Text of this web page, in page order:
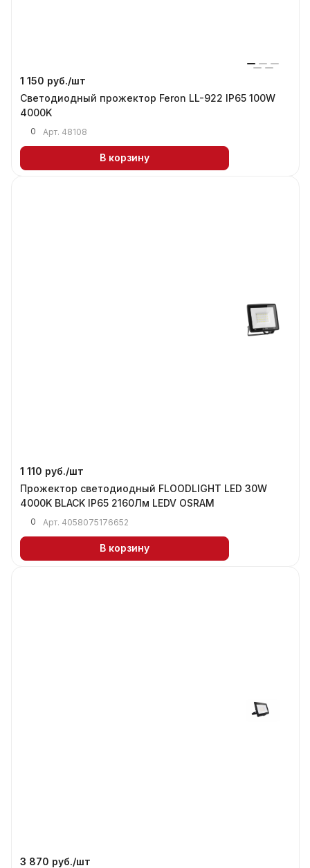
1 150 руб./шт
Светодиодный прожектор Feron LL-922 IP65 100W
4000K
0 Арт. 48108
В корзину
1 110 руб./шт
Прожектор светодиодный FLOODLIGHT LED 30W
4000K BLACK IP65 2160Лм LEDV OSRAM
0 Арт. 4058075176652
В корзину
3 870 руб./шт